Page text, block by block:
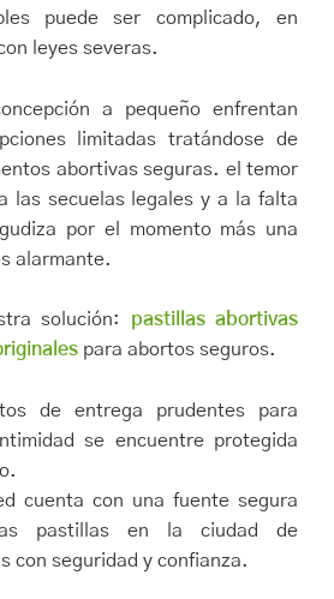
puede ser complicado, en
leyes severas.
a pequeño enfrentan
limitadas tratándose de
abortivas seguras. el temor
las secuelas legales y a la falta
por el momento más una
alarmante.
solución:
pastillas abortivas
para abortos seguros.
de entrega prudentes para
se encuentre protegida
cuenta con una fuente segura
pastillas en la ciudad de
con seguridad y confianza.